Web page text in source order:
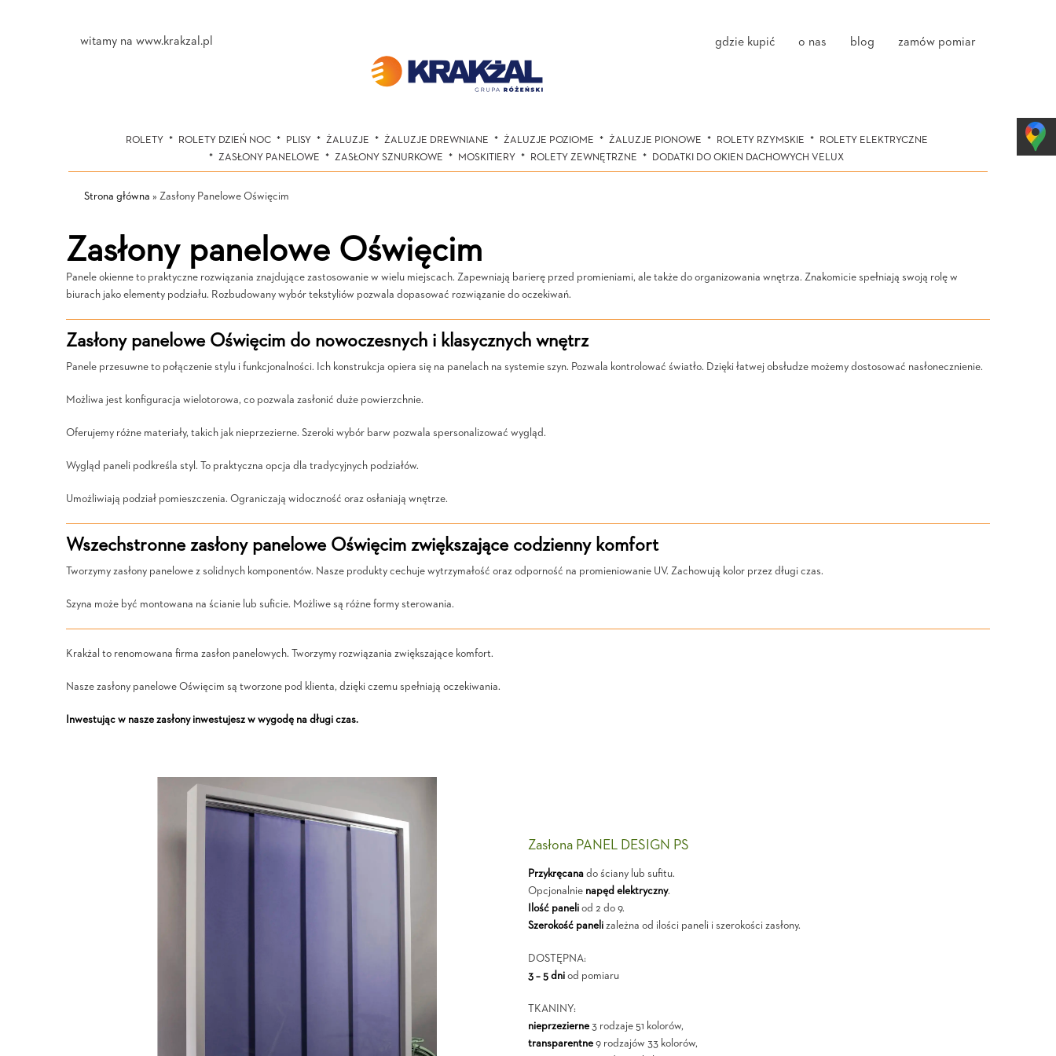
witamy na www.krakzal.pl gdzie kupić o nas blog zamów pomiar
ROLETY ROLETY DZIEŃ NOC PLISY ŻALUZJE ŻALUZJE DREWNIANE ŻALUZJE POZIOME ŻALUZJE PIONOWE ROLETY RZYMSKIE
ROLETY ELEKTRYCZNE
ZASŁONY PANELOWE
ZASŁONY SZNURKOWE MOSKITIERY ROLETY ZEWNĘTRZNE DODATKI DO OKIEN DACHOWYCH VELUX
Strona główna » Zasłony Panelowe Oświęcim
Zasłony panelowe Oświęcim
Panele okienne to praktyczne rozwiązania znajdujące zastosowanie w wielu miejscach. Zapewniają barierę przed promieniami, ale także do organizowania wnętrza. Znakomicie spełniają swoją rolę w
biurach jako elementy podziału. Rozbudowany wybór tekstyliów pozwala dopasować rozwiązanie do oczekiwań.
Zasłony panelowe Oświęcim do nowoczesnych i klasycznych wnętrz
Panele przesuwne to połączenie stylu i funkcjonalności. Ich konstrukcja opiera się na panelach na systemie szyn. Pozwala kontrolować światło. Dzięki łatwej obsłudze możemy dostosować nasłonecznienie.
Możliwa jest konfiguracja wielotorowa, co pozwala zasłonić duże powierzchnie.
Oferujemy różne materiały, takich jak nieprzezierne. Szeroki wybór barw pozwala spersonalizować wygląd.
Wygląd paneli podkreśla styl. To praktyczna opcja dla tradycyjnych podziałów.
Umożliwiają podział pomieszczenia. Ograniczają widoczność oraz osłaniają wnętrze.
Wszechstronne zasłony panelowe Oświęcim zwiększające codzienny komfort
Tworzymy zasłony panelowe z solidnych komponentów. Nasze produkty cechuje wytrzymałość oraz odporność na promieniowanie UV. Zachowują kolor przez długi czas.
Szyna może być montowana na ścianie lub suficie. Możliwe są różne formy sterowania.
Krakżal to renomowana firma zasłon panelowych. Tworzymy rozwiązania zwiększające komfort.
Nasze zasłony panelowe Oświęcim są tworzone pod klienta, dzięki czemu spełniają oczekiwania.
Inwestując w nasze zasłony inwestujesz w wygodę na długi czas.
Zasłona PANEL DESIGN PS
Przykręcanado ściany lub sufitu.
Opcjonalnie napęd elektryczny.
Ilość paneliod 2 do 9.
Szerokość panelizależna od ilości paneli i szerokości zasłony.
DOSTĘPNA:
3 – 5 dniod pomiaru
TKANINY:
nieprzezierne3 rodzaje 51 kolorów,
transparentne9 rodzajów 33 kolorów,